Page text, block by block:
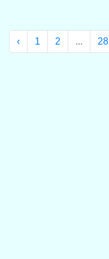
‹ 1 2 ... 28